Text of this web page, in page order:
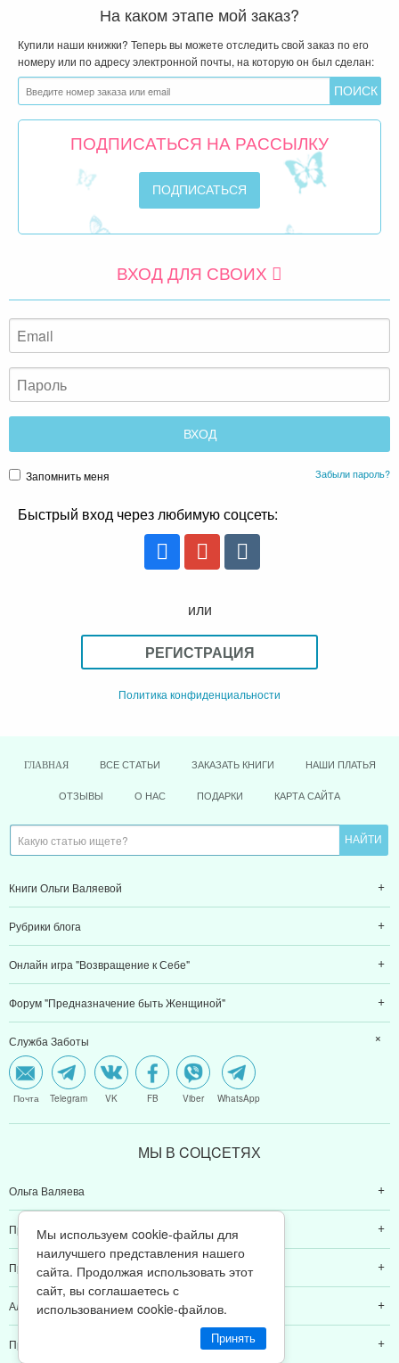
На каком этапе мой заказ?
Купили наши книжки? Теперь вы можете отследить свой заказ по его
номеру или по адресу электронной почты, на которую он был сделан:
ПОДПИСАТЬСЯ НА РАССЫЛКУ
ВХОД ДЛЯ СВОИХ
Запомнить меня Забыли пароль?
Быстрый вход через любимую соцсеть:
или
РЕГИСТРАЦИЯ
Политика конфиденциальности
ГЛАВНАЯ ВСЕ СТАТЬИ ЗАКАЗАТЬ КНИГИ НАШИ ПЛАТЬЯ
ОТЗЫВЫ О НАС ПОДАРКИ КАРТА САЙТА
Книги Ольги Валяевой
Рубрики блога
Онлайн игра "Возвращение к Себе"
Форум "Предназначение быть Женщиной"
Служба Заботы
Почта Telegram VK FB Viber WhatsApp
МЫ В CОЦCЕТЯХ
Ольга Валяева
Предназначение быть женщиной
Предназначение быть мамой
Алексей Валяев
Предназначение быть папой
Мы используем cookie-файлы для
наилучшего представления нашего
сайта. Продолжая использовать этот
сайт, вы соглашаетесь с
использованием cookie-файлов.
Принять